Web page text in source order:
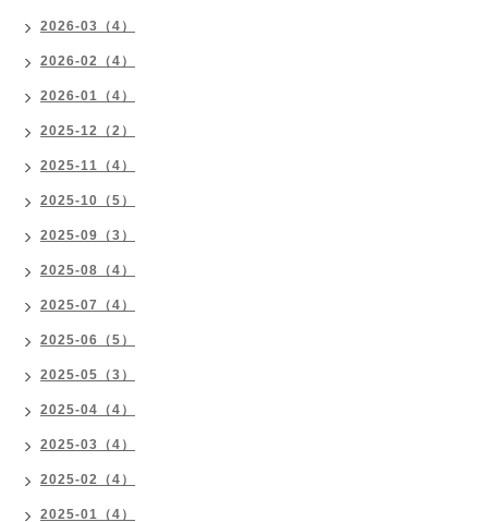
2026-03（4）
2026-02（4）
2026-01（4）
2025-12（2）
2025-11（4）
2025-10（5）
2025-09（3）
2025-08（4）
2025-07（4）
2025-06（5）
2025-05（3）
2025-04（4）
2025-03（4）
2025-02（4）
2025-01（4）